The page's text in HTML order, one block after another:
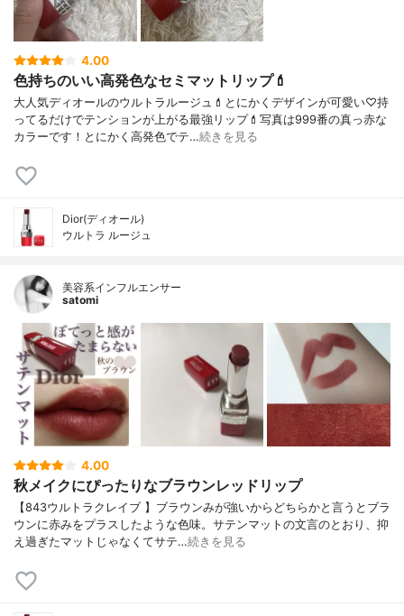
4.00
色持ちのいい高発色なセミマットリップ💄
大人気ディオールのウルトラルージュ💄とにかくデザインが可愛い♡持
ってるだけでテンションが上がる最強リップ💄写真は999番の真っ赤な
カラーです！とにかく高発色でテ…続きを見る
Dior(ディオール)
ウルトラ ルージュ
美容系インフルエンサー
satomi
4.00
秋メイクにぴったりなブラウンレッドリップ
【843ウルトラクレイブ 】ブラウンみが強いからどちらかと言うとブラ
ウンに赤みをプラスしたような色味。サテンマットの文言のとおり、抑
え過ぎたマットじゃなくてサテ…続きを見る